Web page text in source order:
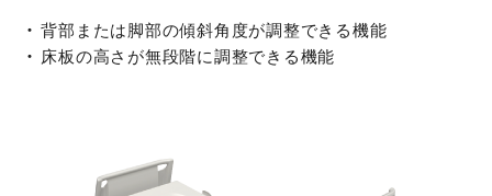
背部または脚部の傾斜角度が調整できる機能
床板の高さが無段階に調整できる機能